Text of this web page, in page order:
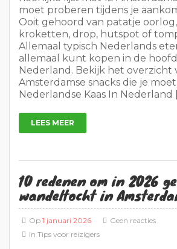
moet proberen tijdens je
Ooit gehoord van patatje
kroketten, drop, hutspot of
Allemaal typisch Nederlands
allemaal kunt kopen in de
Nederland. Bekijk het overzicht
Amsterdamse snacks die je
Nederlandse Kaas In Nederland
LEES MEER
10 redenen om in 2026
wandeltocht in
Op 1 januari 2026
In Tips voor reizigers
Geen reacties